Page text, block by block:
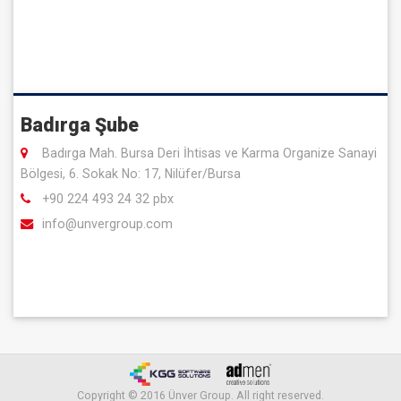
Değerlerimiz
Aileyiz
Müşteri Odaklıyız
Badırga Şube
Badırga Mah. Bursa Deri İhtisas ve Karma Organize Sanayi
Bölgesi, 6. Sokak No: 17, Nilüfer/Bursa
+90 224 493 24 32 pbx
info@unvergroup.com
Copyright © 2016 Ünver Group. All right reserved.